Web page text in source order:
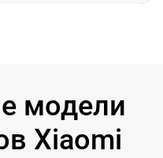
модели
Xiaomi